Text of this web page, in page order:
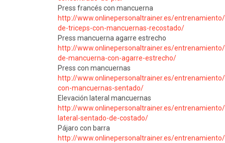
Press francés con mancuerna
http://www.onlinepersonaltrainer.es/
de-triceps-con-mancuernas-recostado/
Press mancuerna agarre estrecho
http://www.onlinepersonaltrainer.es/
de-mancuerna-con-agarre-estrecho/
Press con mancuernas
http://www.onlinepersonaltrainer.es/
con-mancuernas-sentado/
Elevación lateral mancuernas
http://www.onlinepersonaltrainer.es/
lateral-sentado-de-costado/
Pájaro con barra
http://www.onlinepersonaltrainer.es/